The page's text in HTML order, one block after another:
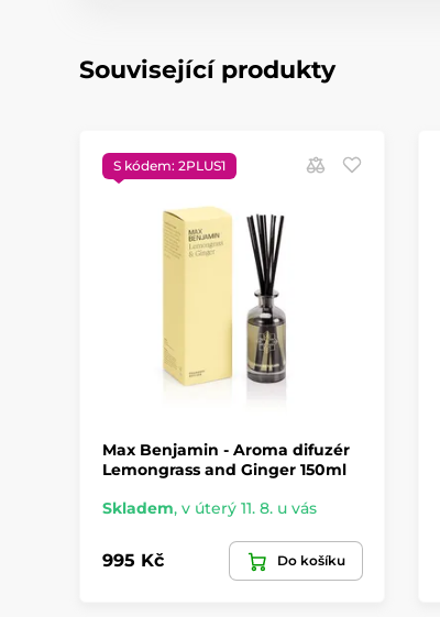
Související produkty
S kódem: 2PLUS1
Max Benjamin - Aroma difuzér
Lemongrass and Ginger 150ml
Skladem, v úterý 11. 8. u vás
995 Kč Do košíku